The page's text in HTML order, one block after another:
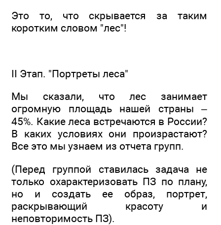
Это то, что скрывается за таким
коротким словом "лес"!
II Этап. "Портреты леса"
Мы сказали, что лес занимает
огромную площадь нашей страны –
45%. Какие леса встречаются в России?
В каких условиях они произрастают?
Все это мы узнаем из отчета групп.
(Перед группой ставилась задача не
только охарактеризовать ПЗ по плану,
но и создать ее образ, портрет,
раскрывающий красоту и
неповторимость ПЗ).